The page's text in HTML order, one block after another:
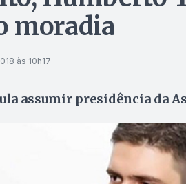
moradia
às 10h17
assumir presidência da